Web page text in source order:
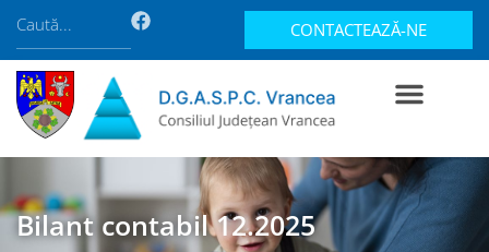
CONTACTEAZĂ-NE
Bilant contabil 12.2025